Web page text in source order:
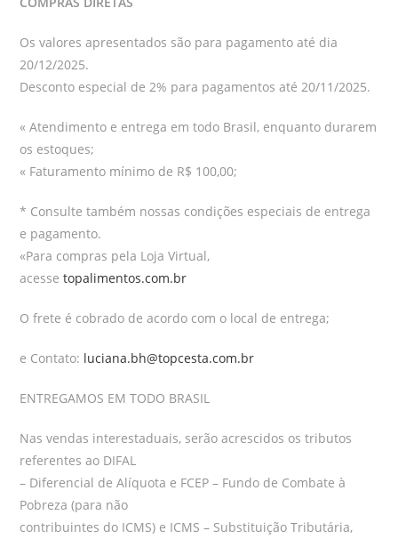
Os valores apresentados são para pagamento até dia
20/12/2025.
Desconto especial de 2% para pagamentos até 20/11/2025.
« Atendimento e entrega em todo Brasil, enquanto durarem
os estoques;
« Faturamento mínimo de R$ 100,00;
* Consulte também nossas condições especiais de entrega
e pagamento.
«Para compras pela Loja Virtual,
acessetopalimentos.com.br
O frete é cobrado de acordo com o local de entrega;
e Contato: luciana.bh@topcesta.com.br
ENTREGAMOS EM TODO BRASIL
Nas vendas interestaduais, serão acrescidos os tributos
referentes ao DIFAL
– Diferencial de Alíquota e FCEP – Fundo de Combate à
Pobreza (para não
contribuintes do ICMS) e ICMS – Substituição Tributária,